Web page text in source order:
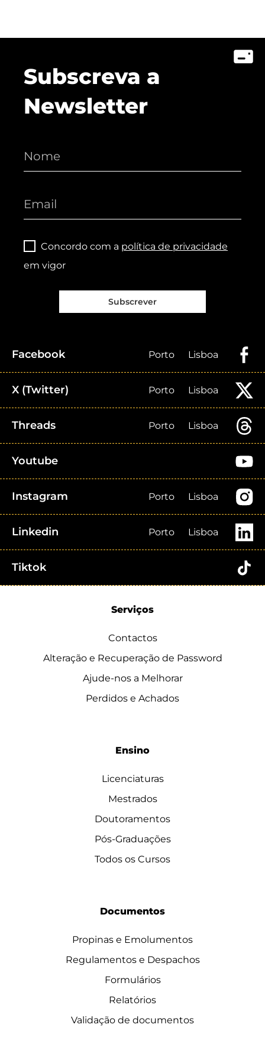
Subscreva a
Newsletter
Concordo com a política de privacidade
em vigor
Subscrever
Facebook Porto Lisboa
X (Twitter) Porto Lisboa
Threads Porto Lisboa
Youtube
Instagram Porto Lisboa
Linkedin Porto Lisboa
Tiktok
Serviços
Contactos
Alteração e Recuperação de Password
Ajude-nos a Melhorar
Perdidos e Achados
Ensino
Licenciaturas
Mestrados
Doutoramentos
Pós-Graduações
Todos os Cursos
Documentos
Propinas e Emolumentos
Regulamentos e Despachos
Formulários
Relatórios
Validação de documentos